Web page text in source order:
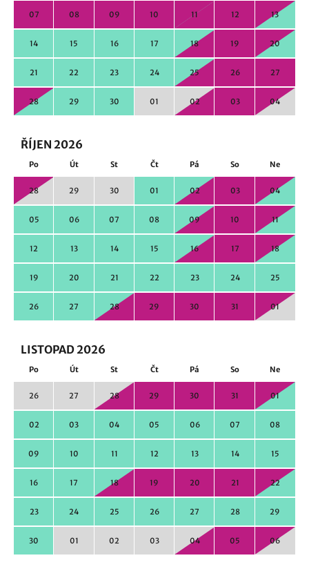
07 08 09 10 11 12 13
14 15 16 17 18 19 20
21 22 23 24 25 26 27
28 29 30 01 02 03 04
ŘÍJEN 2026
Po Út St Čt Pá So Ne
28 29 30 01 02 03 04
05 06 07 08 09 10 11
12 13 14 15 16 17 18
19 20 21 22 23 24 25
26 27 28 29 30 31 01
LISTOPAD 2026
Po Út St Čt Pá So Ne
26 27 28 29 30 31 01
02 03 04 05 06 07 08
09 10 11 12 13 14 15
16 17 18 19 20 21 22
23 24 25 26 27 28 29
30 01 02 03 04 05 06